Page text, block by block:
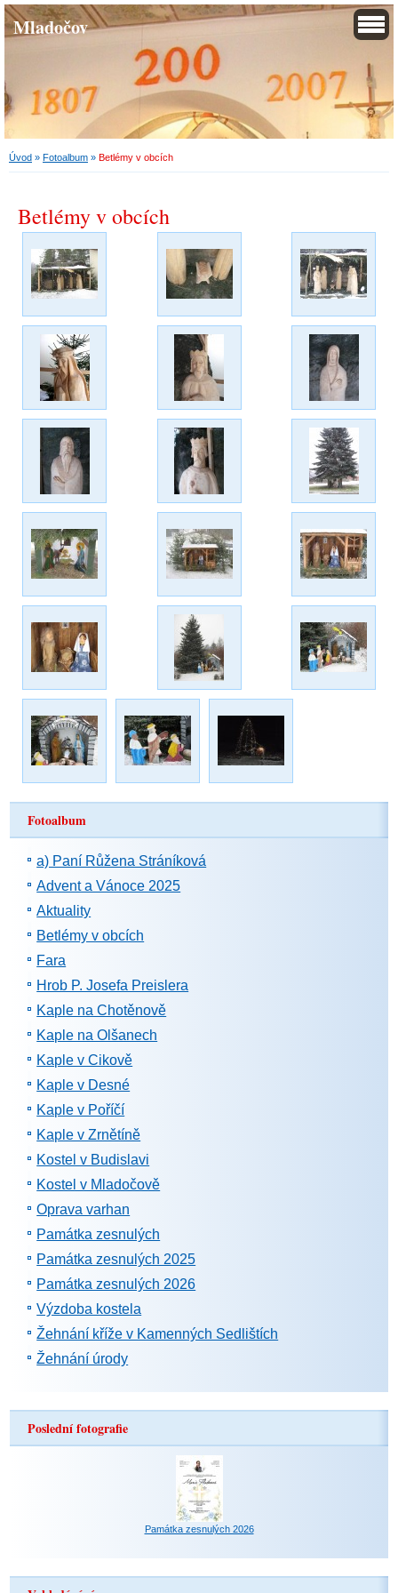
Mladočov
Úvod » Fotoalbum » Betlémy v obcích
Betlémy v obcích
Fotoalbum
a) Paní Růžena Stráníková
Advent a Vánoce 2025
Aktuality
Betlémy v obcích
Fara
Hrob P. Josefa Preislera
Kaple na Chotěnově
Kaple na Olšanech
Kaple v Cikově
Kaple v Desné
Kaple v Poříčí
Kaple v Zrnětíně
Kostel v Budislavi
Kostel v Mladočově
Oprava varhan
Památka zesnulých
Památka zesnulých 2025
Památka zesnulých 2026
Výzdoba kostela
Žehnání kříže v Kamenných Sedlištích
Žehnání úrody
Poslední fotografie
Památka zesnulých 2026